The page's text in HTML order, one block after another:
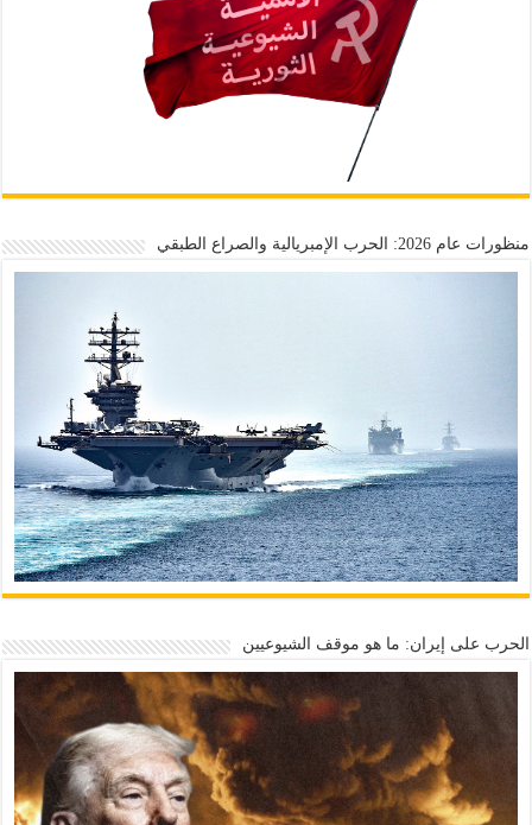
منظورات عام 2026: الحرب الإمبريالية والصراع الطبقي
الحرب على إيران: ما هو موقف الشيوعيين